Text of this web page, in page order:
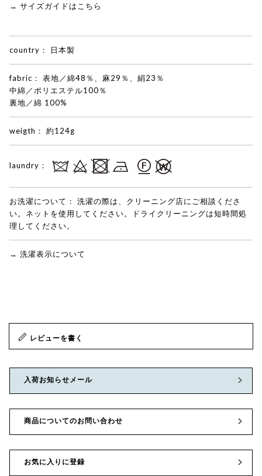
→ サイズガイドはこちら
country： 日本製
fabric：
表地／綿48％、麻29％、絹23％
中綿／ポリエステル100％
裏地／綿 100%
weigth： 約124g
laundry：
お洗濯について：
洗濯の際は、クリーニング店にご相談くださ
い。ネットを使用してください。ドライクリーニングは短時間処
理してください。
→ 洗濯表示について
レビューを書く
入荷お知らせメール
商品についてのお問い合わせ
お気に入りに登録